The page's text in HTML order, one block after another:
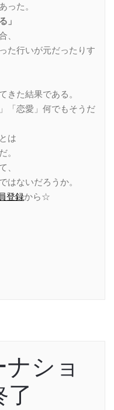
った。
」
、
た行いが元だったりす
きた結果である。
「恋愛」何でもそうだ
は
。
、
はないだろうか。
登録から☆
ショ
了